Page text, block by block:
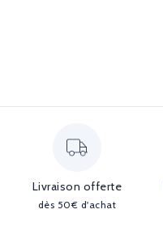
Livraison offerte
dès 50€ d'achat